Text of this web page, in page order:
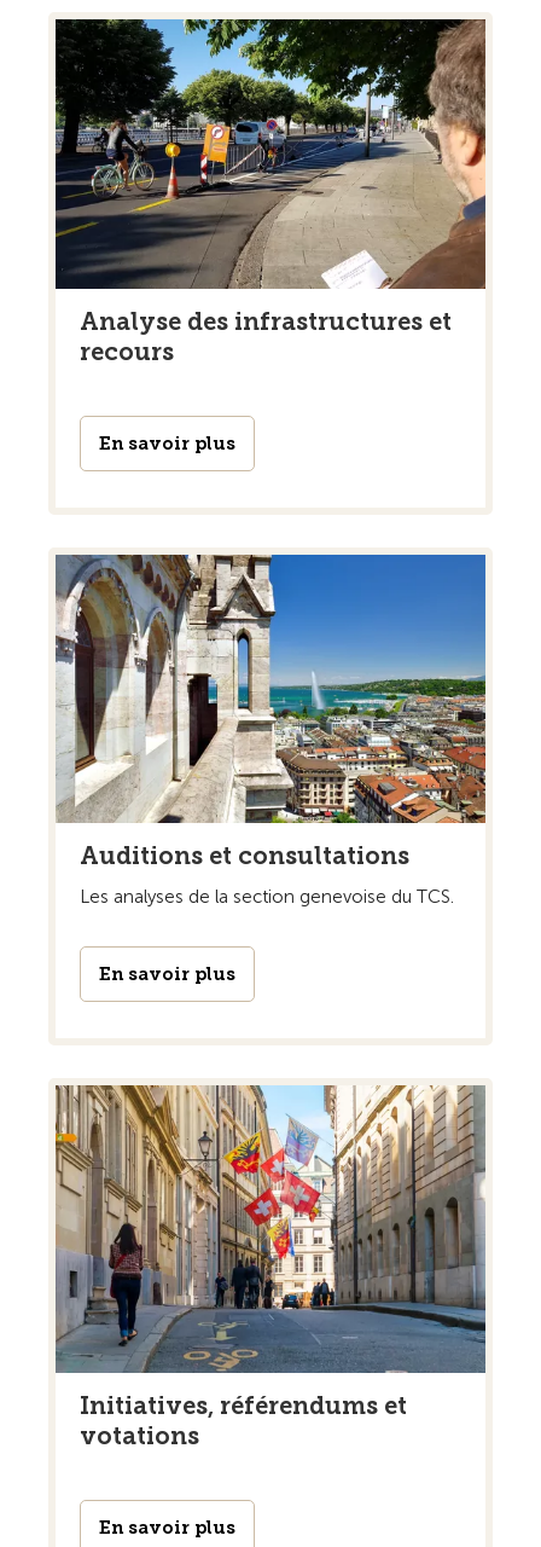
Analyse des infrastructures et
recours
En savoir plus
Auditions et consultations
Les analyses de la section genevoise du TCS.
En savoir plus
Initiatives, référendums et
votations
En savoir plus